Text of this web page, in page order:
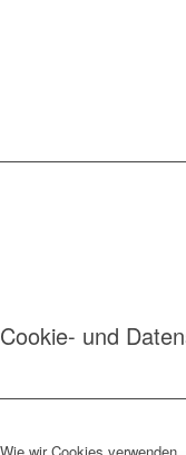
Cookie- und